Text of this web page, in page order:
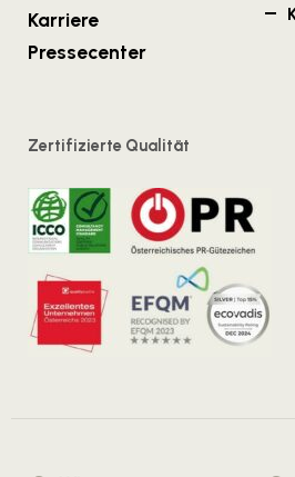
Karriere
Pressecenter
Zertifizierte Qualität